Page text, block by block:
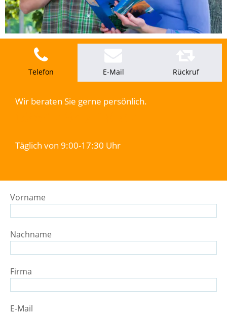
Telefon E-Mail Rückruf
Wir beraten Sie gerne persönlich.
Täglich von 9:00-17:30 Uhr
Vorname
Nachname
Firma
E-Mail